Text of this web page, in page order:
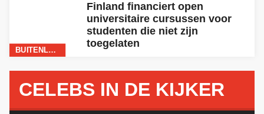
BUITENLAND
Finland financiert open
universitaire cursussen voor
studenten die niet zijn
toegelaten
CELEBS IN DE KIJKER